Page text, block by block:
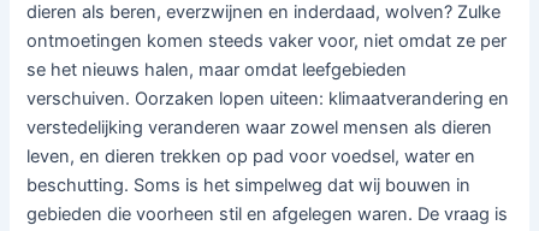
dieren als beren, everzwijnen en inderdaad, wolven? Zulke
ontmoetingen komen steeds vaker voor, niet omdat ze per
se het nieuws halen, maar omdat leefgebieden
verschuiven. Oorzaken lopen uiteen: klimaatverandering en
verstedelijking veranderen waar zowel mensen als dieren
leven, en dieren trekken op pad voor voedsel, water en
beschutting. Soms is het simpelweg dat wij bouwen in
gebieden die voorheen stil en afgelegen waren. De vraag is